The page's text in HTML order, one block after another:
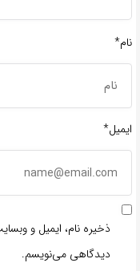
نام*
ایمیل*
ذخیره نام، ایمیل و
دیدگاهی می‌نویسم.